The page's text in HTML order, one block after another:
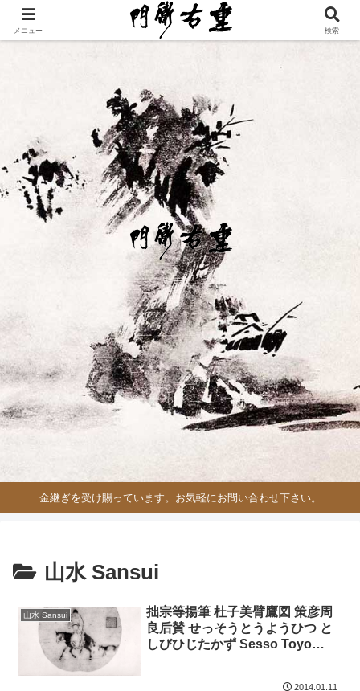
金継ぎを受け賜っています。お気軽にお問い合わせ下さい。
山水 Sansui
山水 Sansui
拙宗等揚筆 杜子美臂鷹図 策彦周
良后賛 せっそうとうようひつ と
しびひじたかず Sesso Toyo
2014.01.11
メニュー 検索